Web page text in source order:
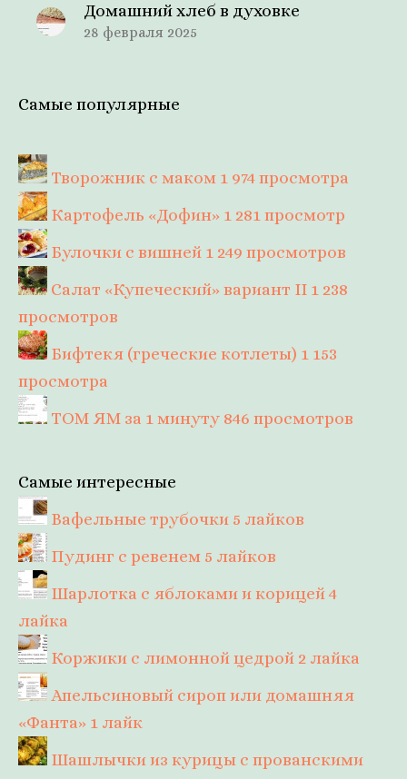
Домашний хлеб в духовке
28 февраля 2025
Самые популярные
Творожник с маком 1 974 просмотра
Картофель «Дофин» 1 281 просмотр
Булочки с вишней 1 249 просмотров
Салат «Купеческий» вариант II 1 238
просмотров
Бифтекя (греческие котлеты) 1 153
просмотра
ТОМ ЯМ за 1 минуту 846 просмотров
Самые интересные
Вафельные трубочки 5 лайков
Пудинг с ревенем 5 лайков
Шарлотка с яблоками и корицей4
лайка
Коржики с лимонной цедрой 2 лайка
Апельсиновый сироп или домашняя
«Фанта» 1 лайк
Шашлычки из курицы с прованскими